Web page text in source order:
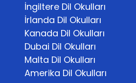
İngiltere Dil Okulları
İrlanda Dil Okulları
Kanada Dil Okulları
Dubai Dil Okulları
Malta Dil Okulları
Amerika Dil Okulları